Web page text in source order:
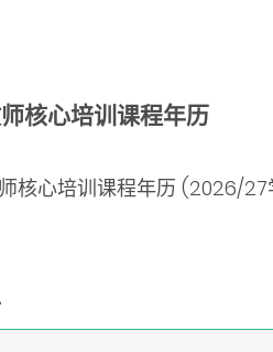
核心培训课程年历
核心培训课程年历 (2026/27